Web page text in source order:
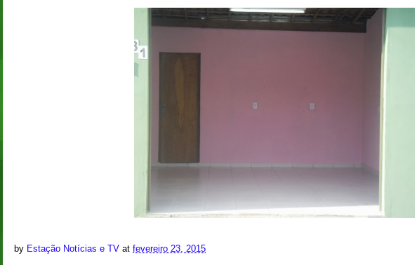
by Estação Notícias e TV at fevereiro 23, 2015